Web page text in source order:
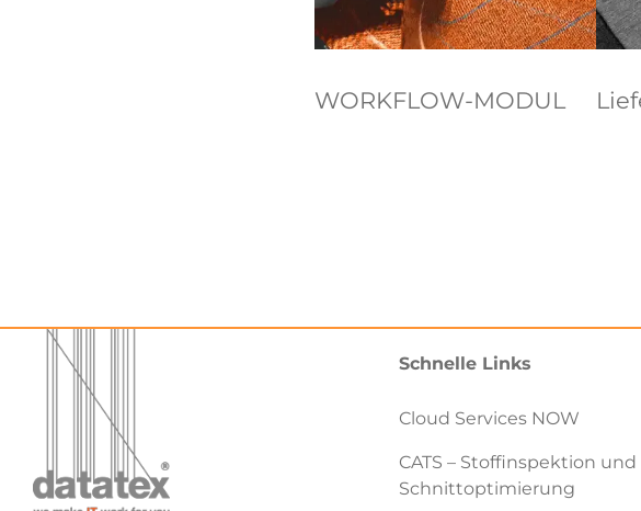
WORKFLOW-MODUL
Schnelle Links
Cloud Services NOW
CATS – Stoffinspektion und
Schnittoptimierung